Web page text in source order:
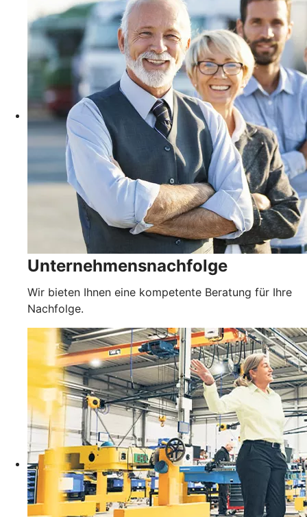
Unternehmensnachfolge
Wir bieten Ihnen eine kompetente Beratung für Ihre
Nachfolge.